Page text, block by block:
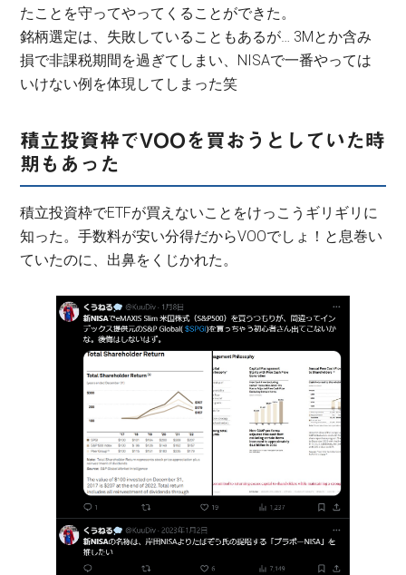
たことを守ってやってくることができた。
銘柄選定は、失敗していることもあるが… 3Mとか含み
損で非課税期間を過ぎてしまい、NISAで一番やっては
いけない例を体現してしまった笑
積立投資枠でVOOを買おうとしていた時
期もあった
積立投資枠でETFが買えないことをけっこうギリギリに
知った。手数料が安い分得だからVOOでしょ！と息巻い
ていたのに、出鼻をくじかれた。